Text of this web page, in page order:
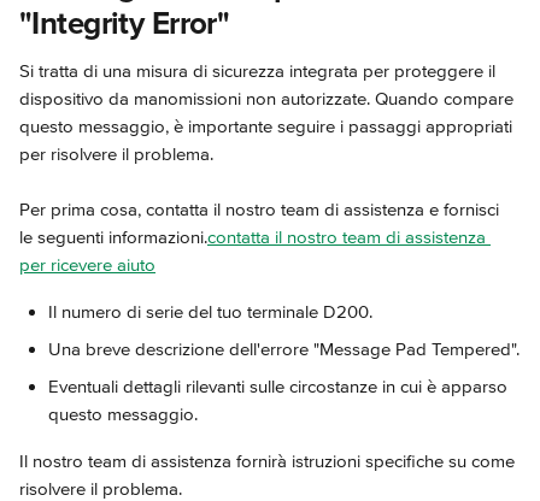
"Integrity Error"
Si tratta di una misura di sicurezza integrata per proteggere il
dispositivo da manomissioni non autorizzate. Quando compare
questo messaggio, è importante seguire i passaggi appropriati
per risolvere il problema.
Per prima cosa, contatta il nostro team di assistenza e fornisci
le seguenti informazioni.contatta il nostro team di assistenza
per ricevere aiuto
Il numero di serie del tuo terminale D200.
Una breve descrizione dell'errore "Message Pad Tempered".
Eventuali dettagli rilevanti sulle circostanze in cui è apparso
questo messaggio.
Il nostro team di assistenza fornirà istruzioni specifiche su come
risolvere il problema.